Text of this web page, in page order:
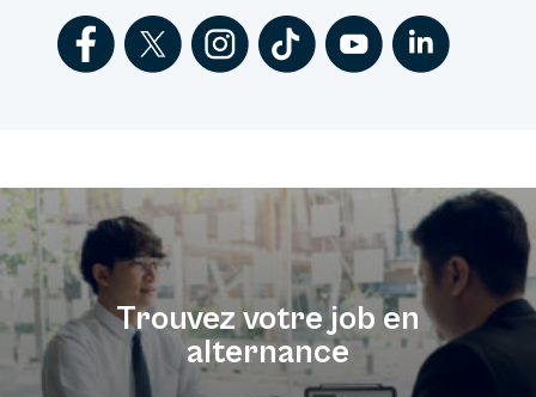
Trouvez votre job en
alternance